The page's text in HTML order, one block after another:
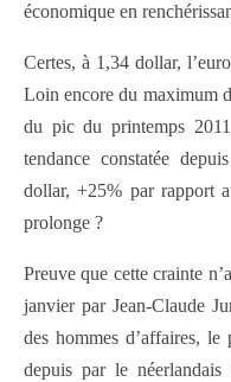
économique en
Certes, à 1,34 dollar,
Loin encore du maximum
du pic du printemps
tendance constatée
dollar, +25% par rapport
prolonge ?
Preuve que cette crainte
janvier par Jean-Claude
des hommes d’affaires, le
depuis par le néerlandais